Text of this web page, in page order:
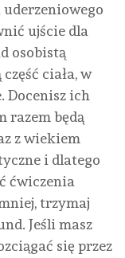
ujście dla
osobistą
ciała, w
Docenisz ich
razem będą
z wiekiem
i dlatego
ćwiczenia
trzymaj
Jeśli masz
się przez